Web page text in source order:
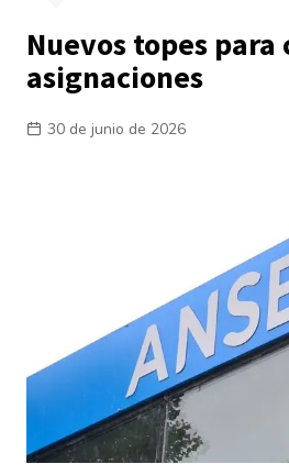
Nuevos topes para
asignaciones
30 de junio de 2026